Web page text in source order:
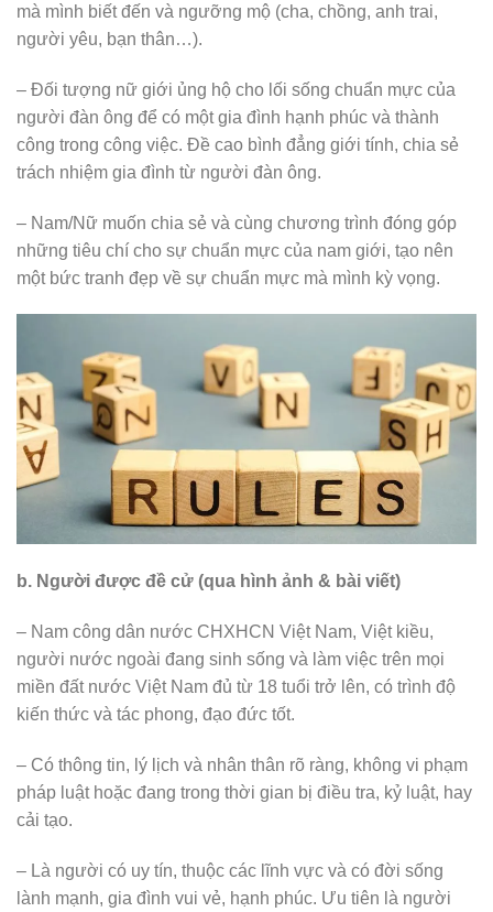
mà mình biết đến và ngưỡng mộ (cha, chồng, anh trai,
người yêu, bạn thân…).
– Đối tượng nữ giới ủng hộ cho lối sống chuẩn mực của
người đàn ông để có một gia đình hạnh phúc và thành
công trong công việc. Đề cao bình đẳng giới tính, chia sẻ
trách nhiệm gia đình từ người đàn ông.
– Nam/Nữ muốn chia sẻ và cùng chương trình đóng góp
những tiêu chí cho sự chuẩn mực của nam giới, tạo nên
một bức tranh đẹp về sự chuẩn mực mà mình kỳ vọng.
b. Người được đề cử (qua hình ảnh & bài viết)
– Nam công dân nước CHXHCN Việt Nam, Việt kiều,
người nước ngoài đang sinh sống và làm việc trên mọi
miền đất nước Việt Nam đủ từ 18 tuổi trở lên, có trình độ
kiến thức và tác phong, đạo đức tốt.
– Có thông tin, lý lịch và nhân thân rõ ràng, không vi phạm
pháp luật hoặc đang trong thời gian bị điều tra, kỷ luật, hay
cải tạo.
– Là người có uy tín, thuộc các lĩnh vực và có đời sống
lành mạnh, gia đình vui vẻ, hạnh phúc. Ưu tiên là người